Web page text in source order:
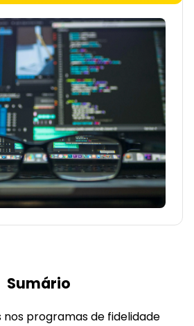
Sumário
programas de fidelidade